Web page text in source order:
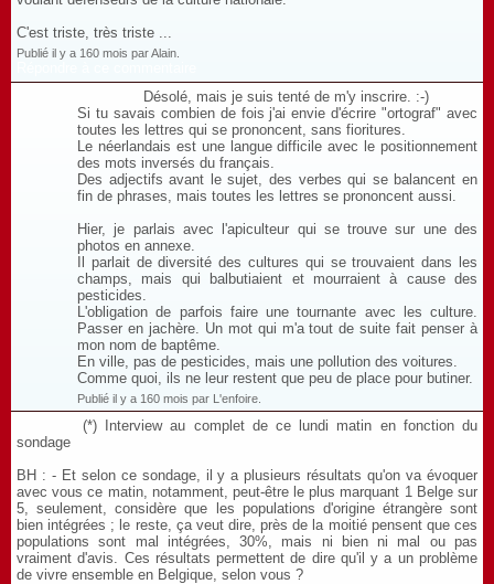
C'est triste, très triste ...
Publié il y a 160 mois par Alain.
Désolé, mais je suis tenté de m'y inscrire. :-)
Si tu savais combien de fois j'ai envie d'écrire "ortograf" avec
toutes les lettres qui se prononcent, sans fioritures.
Le néerlandais est une langue difficile avec le positionnement
des mots inversés du français.
Des adjectifs avant le sujet, des verbes qui se balancent en
fin de phrases, mais toutes les lettres se prononcent aussi.
Hier, je parlais avec l'apiculteur qui se trouve sur une des
photos en annexe.
Il parlait de diversité des cultures qui se trouvaient dans les
champs, mais qui balbutiaient et mourraient à cause des
pesticides.
L'obligation de parfois faire une tournante avec les culture.
Passer en jachère. Un mot qui m'a tout de suite fait penser à
mon nom de baptême.
En ville, pas de pesticides, mais une pollution des voitures.
Comme quoi, ils ne leur restent que peu de place pour butiner.
Publié il y a 160 mois par L'enfoire.
(*) Interview au complet de ce lundi matin en fonction du
sondage
BH : - Et selon ce sondage, il y a plusieurs résultats qu'on va évoquer
avec vous ce matin, notamment, peut-être le plus marquant 1 Belge sur
5, seulement, considère que les populations d'origine étrangère sont
bien intégrées ; le reste, ça veut dire, près de la moitié pensent que ces
populations sont mal intégrées, 30%, mais ni bien ni mal ou pas
vraiment d'avis. Ces résultats permettent de dire qu'il y a un problème
de vivre ensemble en Belgique, selon vous ?